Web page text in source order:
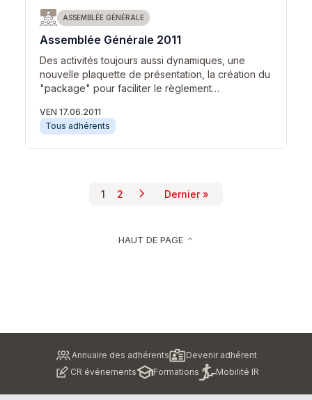
ASSEMBLÉE GÉNÉRALE
Assemblée Générale 2011
Des activités toujours aussi dynamiques, une
nouvelle plaquette de présentation, la création du
"package" pour faciliter le règlement…
VEN 17.06.2011
Tous adhérents
Pagination
Page courante
1
Page
2 Page suivante
chevron_right Dernière page
Dernier »
HAUT DE PAGE keyboard_arrow_up
Annuaire des adhérents
Devenir adhérent
CR événements
Formations Mobilité IR